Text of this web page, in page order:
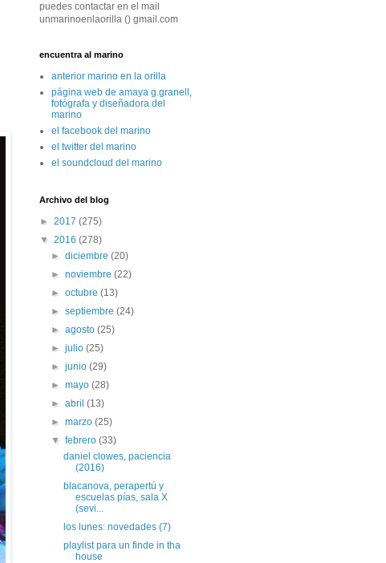
puedes contactar en el mail
unmarinoenlaorilla () gmail.com
encuentra al marino
anterior marino en la orilla
página web de amaya g.granell,
fotógrafa y diseñadora del
marino
el facebook del marino
el twitter del marino
el soundcloud del marino
Archivo del blog
► 2017 (275)
▼ 2016 (278)
►diciembre(20)
►noviembre(22)
►octubre(13)
►septiembre(24)
►agosto(25)
►julio(25)
►junio(29)
►mayo(28)
►abril(13)
►marzo(25)
▼febrero(33)
daniel clowes, paciencia
(2016)
blacanova, perapertú y
escuelas pías, sala X
(sevi...
los lunes: novedades (7)
playlist para un finde in tha
house